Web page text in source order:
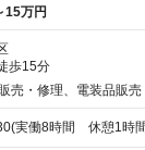
15万円
歩15分
売・修理、電装品販売
実働8時間 休憩1時